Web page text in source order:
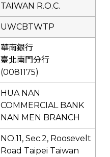
TAIWAN R.O.C.
UWCBTWTP
華南銀行
臺北南門分行
(0081175)
HUA NAN
COMMERCIAL BANK
NAN MEN BRANCH
NO.11, Sec.2, Roosevelt
Road Taipei Taiwan